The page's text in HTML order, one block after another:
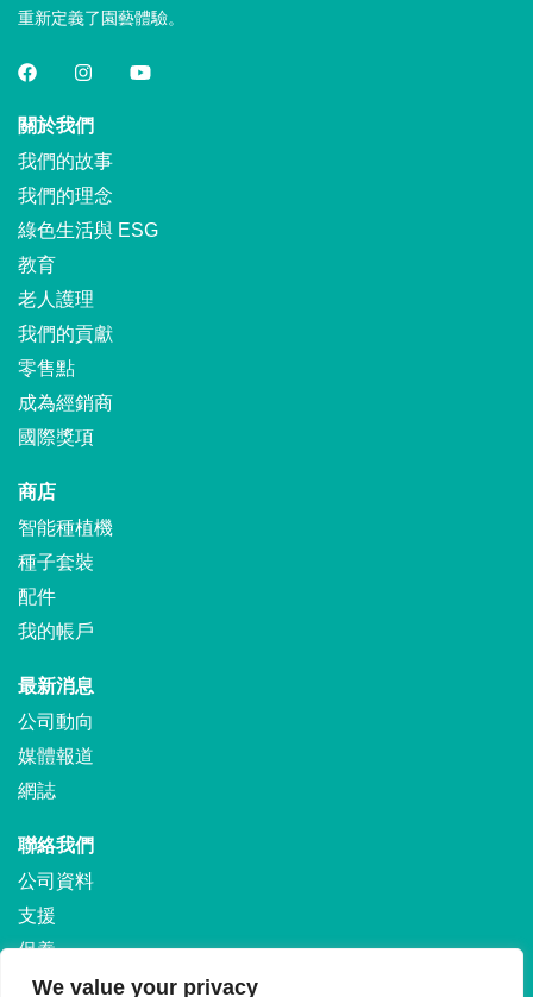
We value your privacy
重新定義了園藝體驗。
關於我們
我們的故事
我們的理念
綠色生活與 ESG
教育
老人護理
我們的貢獻
零售點
成為經銷商
國際獎項
商店
智能種植機
種子套裝
配件
我的帳戶
最新消息
公司動向
媒體報道
網誌
聯絡我們
公司資料
支援
保養
運輸和退貨